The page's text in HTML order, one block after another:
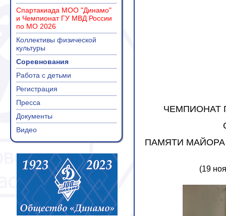
Спартакиада МОО "Динамо"
и Чемпионат ГУ МВД России
по МО 2026
Коллективы физической
культуры
Соревнования
Работа с детьми
Регистрация
Пресса
Документы
Видео
ЧЕМПИОНАТ
ПАМЯТИ
(19